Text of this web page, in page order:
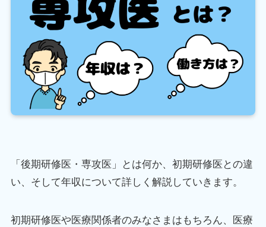
「後期研修医・専攻医」とは何か、初期研修医との違
い、そして年収について詳しく解説していきます。
初期研修医や医療関係者のみなさまはもちろん、医療